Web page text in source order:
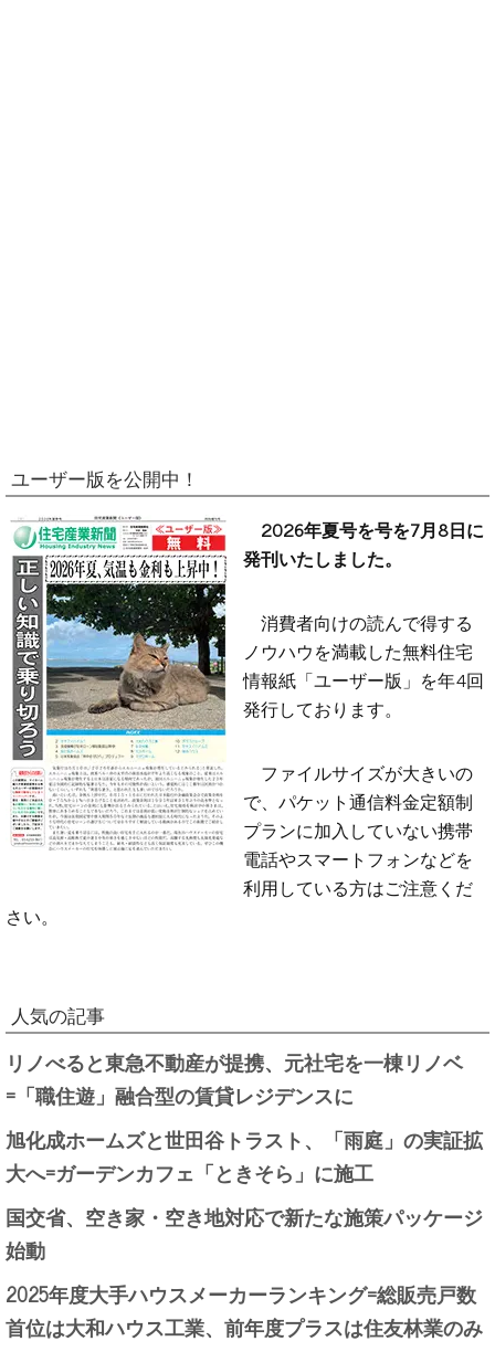
ユーザー版を公開中！
2026年夏号を号を7月8日に
発刊いたしました。
消費者向けの読んで得する
ノウハウを満載した無料住宅
情報紙「ユーザー版」を年4回
発行しております。
ファイルサイズが大きいの
で、パケット通信料金定額制
プランに加入していない携帯
電話やスマートフォンなどを
利用している方はご注意くだ
さい。
人気の記事
リノべると東急不動産が提携、元社宅を一棟リノベ
=「職住遊」融合型の賃貸レジデンスに
旭化成ホームズと世田谷トラスト、「雨庭」の実証拡
大へ=ガーデンカフェ「ときそら」に施工
国交省、空き家・空き地対応で新たな施策パッケージ
始動
2025年度大手ハウスメーカーランキング=総販売戸数
首位は大和ハウス工業、前年度プラスは住友林業のみ